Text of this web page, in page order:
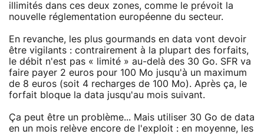
illimités dans ces deux zones, comme le prévoit la
nouvelle réglementation européenne du secteur.
En revanche, les plus gourmands en data vont devoir
être vigilants : contrairement à la plupart des forfaits,
le débit n'est pas « limité » au-delà des 30 Go. SFR va
faire payer 2 euros pour 100 Mo jusqu'à un maximum
de 8 euros (soit 4 recharges de 100 Mo). Après ça, le
forfait bloque la data jusqu'au mois suivant.
Ça peut être un problème... Mais utiliser 30 Go de data
en un mois relève encore de l'exploit : en moyenne, les